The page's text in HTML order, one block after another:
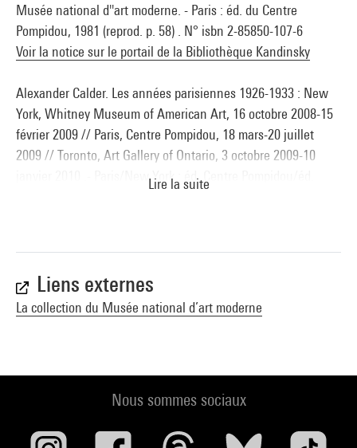
Musée national d''art moderne. - Paris : éd. du Centre
Pompidou, 1981 (reprod. p. 58) . N° isbn 2-85850-107-6
Voir la notice sur le portail de la Bibliothèque Kandinsky
Alexander Calder. Les années parisiennes 1926-1933 : New
York, Whitney Museum of American Art, 16 octobre 2008-15
février 2009 // Paris, Centre Pompidou, 18 mars-20 juillet
2009 // Toronto, Art Gallery of Ontario, 3 octobre 2009-10
janvier 2010 .- Paris/New York : éd. Centre Pompidou/éd.
Vis-à-vis : Fernand Léger et ses ami.e.s : Biot, Musée national
Fernand Léger, Biot, 6 mai-30 octobre 2017, 14 avril-17
coul. p. 117) . N° isbn 978-2-7118-7427-9
Lire la suite
Liens externes
La collection du Musée national d’art moderne
Nous sommes sociaux